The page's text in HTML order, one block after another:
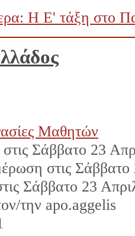
Η Ε' τάξη στο
Μαθητών
Σάββατο 23
στις
Σάββατο 23
την apo.aggelis